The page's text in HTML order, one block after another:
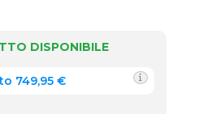
DISPONIBILE
749,95 €